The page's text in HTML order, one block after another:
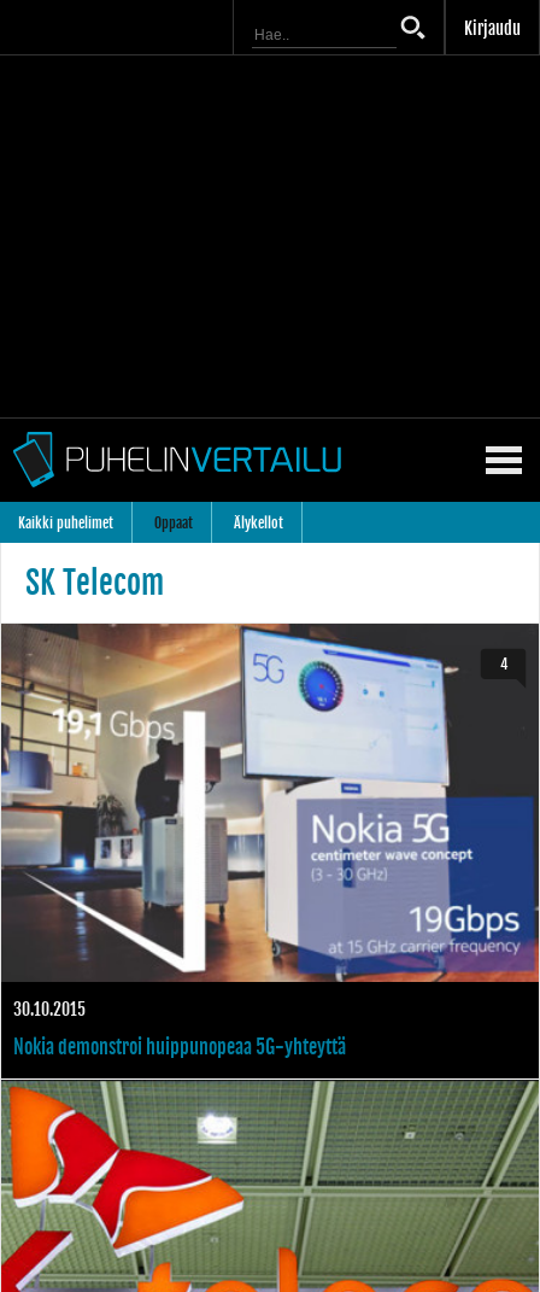
Kirjaudu
Kaikki puhelimet Oppaat Älykellot
SK Telecom
4
30.10.2015
Nokia demonstroi huippunopeaa 5G-yhteyttä